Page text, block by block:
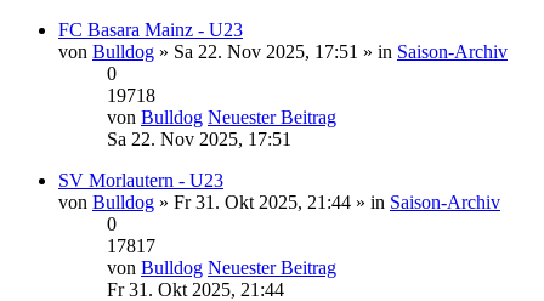
FC Basara Mainz - U23
von Bulldog » Sa 22. Nov 2025, 17:51 » in Saison-Archiv
0
19718
von Bulldog Neuester Beitrag
Sa 22. Nov 2025, 17:51
SV Morlautern - U23
von Bulldog » Fr 31. Okt 2025, 21:44 » in Saison-Archiv
0
17817
von Bulldog Neuester Beitrag
Fr 31. Okt 2025, 21:44